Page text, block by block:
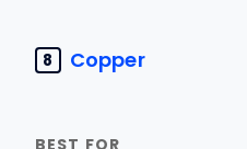
8 Copper